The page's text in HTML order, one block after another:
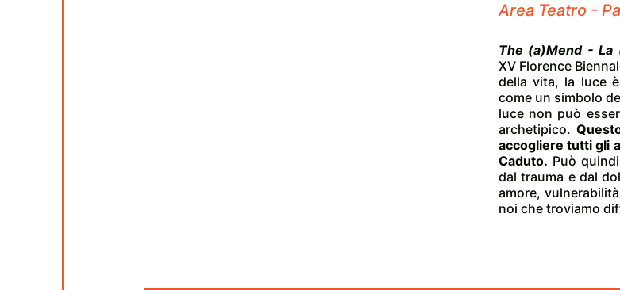
Area Teatro -
The (a)Mend -
XV Florence
della vita, la luce
come un simbolo
luce non può
archetipico.
accogliere tutti gli
Caduto. Può
dal trauma e dal
amore,
noi che troviamo